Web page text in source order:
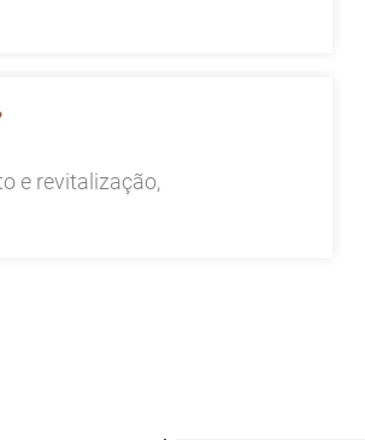
e revitalização,